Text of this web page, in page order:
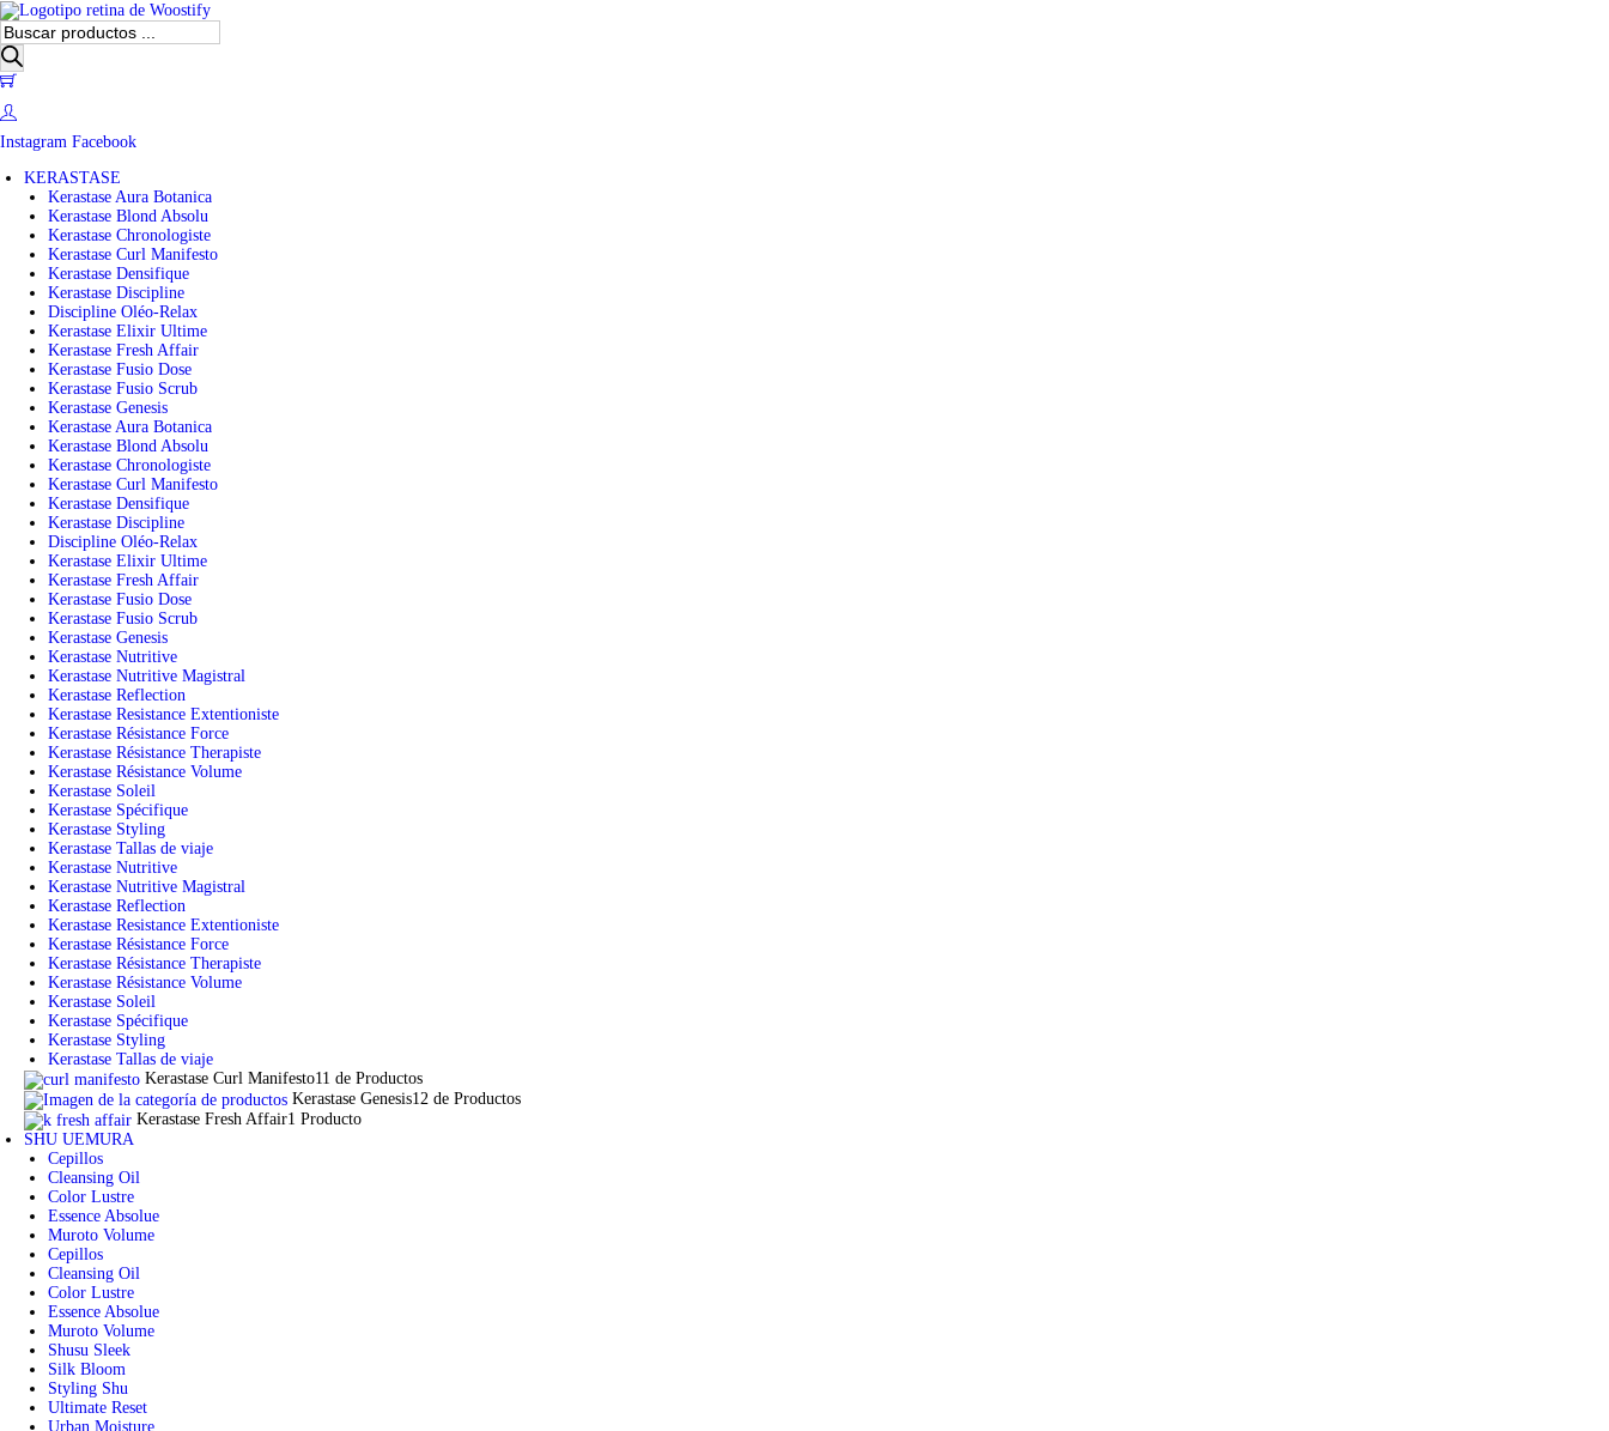
B
ú
s
q
u
e
d
d
Instagram Facebook
KERASTASE
Kerastase Aura Botanica
Kerastase Blond Absolu
Kerastase Chronologiste
Kerastase Curl Manifesto
Kerastase Densifique
Kerastase Discipline
Discipline Oléo-Relax
Kerastase Elixir Ultime
Kerastase Fresh Affair
Kerastase Fusio Dose
Kerastase Fusio Scrub
Kerastase Genesis
Kerastase Aura Botanica
Kerastase Blond Absolu
Kerastase Chronologiste
Kerastase Curl Manifesto
Kerastase Densifique
Kerastase Discipline
Discipline Oléo-Relax
Kerastase Elixir Ultime
Kerastase Fresh Affair
Kerastase Fusio Dose
Kerastase Fusio Scrub
Kerastase Genesis
Kerastase Nutritive
Kerastase Nutritive Magistral
Kerastase Reflection
Kerastase Resistance Extentioniste
Kerastase Résistance Force
Kerastase Résistance Therapiste
Kerastase Résistance Volume
Kerastase Soleil
Kerastase Spécifique
Kerastase Styling
Kerastase Tallas de viaje
Kerastase Nutritive
Kerastase Nutritive Magistral
Kerastase Reflection
Kerastase Resistance Extentioniste
Kerastase Résistance Force
Kerastase Résistance Therapiste
Kerastase Résistance Volume
Kerastase Soleil
Kerastase Spécifique
Kerastase Styling
Kerastase Tallas de viaje
Kerastase Curl Manifesto11 de Productos
Kerastase Genesis12 de Productos
Kerastase Fresh Affair1 Producto
SHU UEMURA
Cepillos
Cleansing Oil
Color Lustre
Essence Absolue
Muroto Volume
Cepillos
Cleansing Oil
Color Lustre
Essence Absolue
Muroto Volume
Shusu Sleek
Silk Bloom
Styling Shu
Ultimate Reset
Urban Moisture